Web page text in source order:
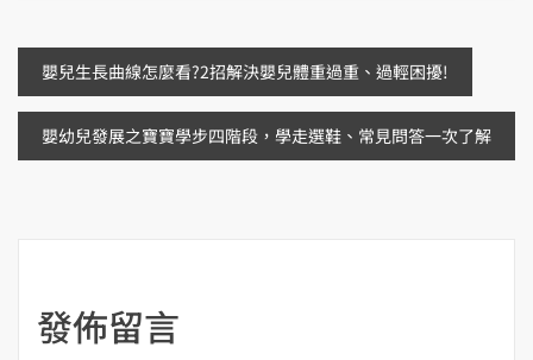
文
章
嬰兒生長曲線怎麼看?2招解決嬰兒體重過重、過輕困擾!
嬰幼兒發展之寶寶學步四階段，學走選鞋、常見問答一次了解
發佈留言